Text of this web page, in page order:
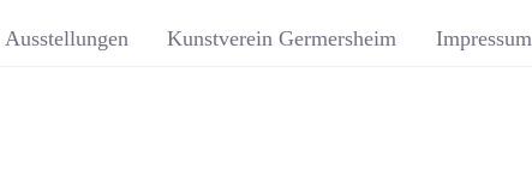
Ausstellungen Kunstverein Germersheim Impressum